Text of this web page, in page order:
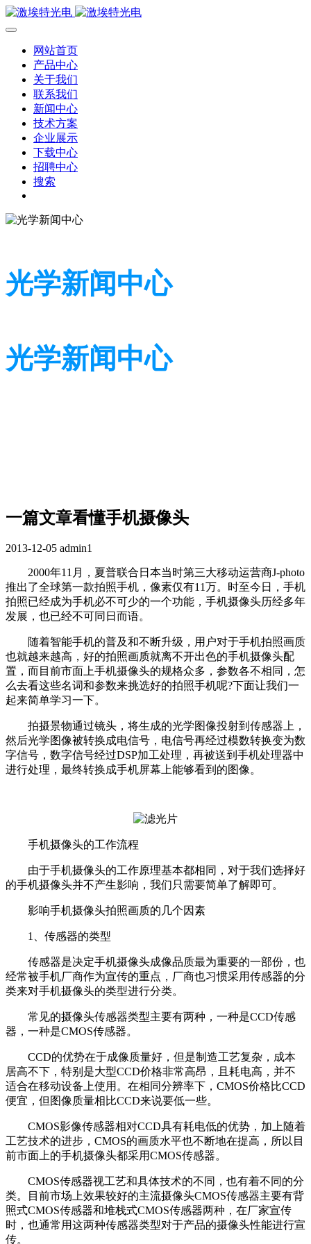
网站首页
产品中心
关于我们
联系我们
新闻中心
技术方案
企业展示
下载中心
招聘中心
搜索
光学新闻中心
光学新闻中心
一篇文章看懂手机摄像头
2013-12-05 admin1
2000年11月，夏普联合日本当时第三大移动运营商J-photo
推出了全球第一款拍照手机，像素仅有11万。时至今日，手机
拍照已经成为手机必不可少的一个功能，手机摄像头历经多年
发展，也已经不可同日而语。
随着智能手机的普及和不断升级，用户对于手机拍照画质
也就越来越高，好的拍照画质就离不开出色的手机摄像头配
置，而目前市面上手机摄像头的规格众多，参数各不相同，怎
么去看这些名词和参数来挑选好的拍照手机呢?下面让我们一
起来简单学习一下。
拍摄景物通过镜头，将生成的光学图像投射到传感器上，
然后光学图像被转换成电信号，电信号再经过模数转换变为数
字信号，数字信号经过DSP加工处理，再被送到手机处理器中
进行处理，最终转换成手机屏幕上能够看到的图像。
手机摄像头的工作流程
由于手机摄像头的工作原理基本都相同，对于我们选择好
的手机摄像头并不产生影响，我们只需要简单了解即可。
影响手机摄像头拍照画质的几个因素
1、传感器的类型
传感器是决定手机摄像头成像品质最为重要的一部份，也
经常被手机厂商作为宣传的重点，厂商也习惯采用传感器的分
类来对手机摄像头的类型进行分类。
常见的摄像头传感器类型主要有两种，一种是CCD传感
器，一种是CMOS传感器。
CCD的优势在于成像质量好，但是制造工艺复杂，成本
居高不下，特别是大型CCD价格非常高昂，且耗电高，并不
适合在移动设备上使用。在相同分辨率下，CMOS价格比CCD
便宜，但图像质量相比CCD来说要低一些。
CMOS影像传感器相对CCD具有耗电低的优势，加上随着
工艺技术的进步，CMOS的画质水平也不断地在提高，所以目
前市面上的手机摄像头都采用CMOS传感器。
CMOS传感器视工艺和具体技术的不同，也有着不同的分
类。目前市场上效果较好的主流摄像头CMOS传感器主要有背
照式CMOS传感器和堆栈式CMOS传感器两种，在厂家宣传
时，也通常用这两种传感器类型对于产品的摄像头性能进行宣
传。